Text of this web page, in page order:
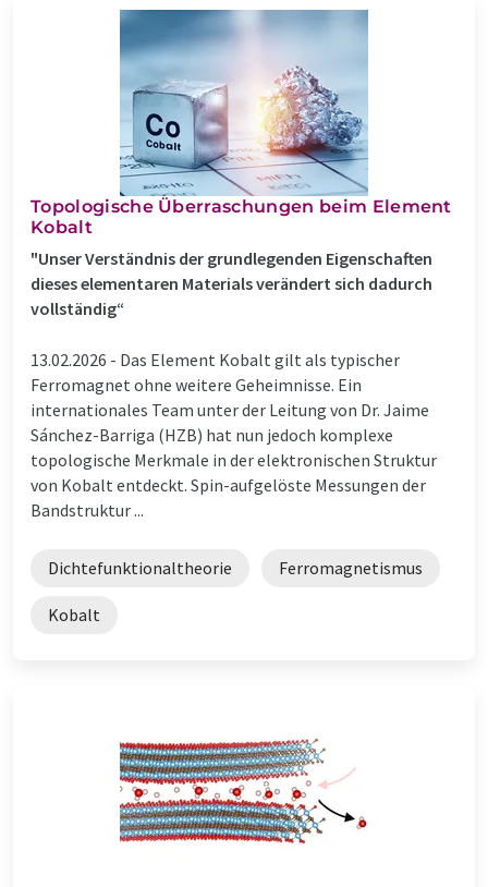
Topologische Überraschungen beim Element
Kobalt
"Unser Verständnis der grundlegenden Eigenschaften
dieses elementaren Materials verändert sich dadurch
vollständig“
13.02.2026 - Das Element Kobalt gilt als typischer
Ferromagnet ohne weitere Geheimnisse. Ein
internationales Team unter der Leitung von Dr. Jaime
Sánchez-Barriga (HZB) hat nun jedoch komplexe
topologische Merkmale in der elektronischen Struktur
von Kobalt entdeckt. Spin-aufgelöste Messungen der
Bandstruktur ...
Dichtefunktionaltheorie Ferromagnetismus
Kobalt